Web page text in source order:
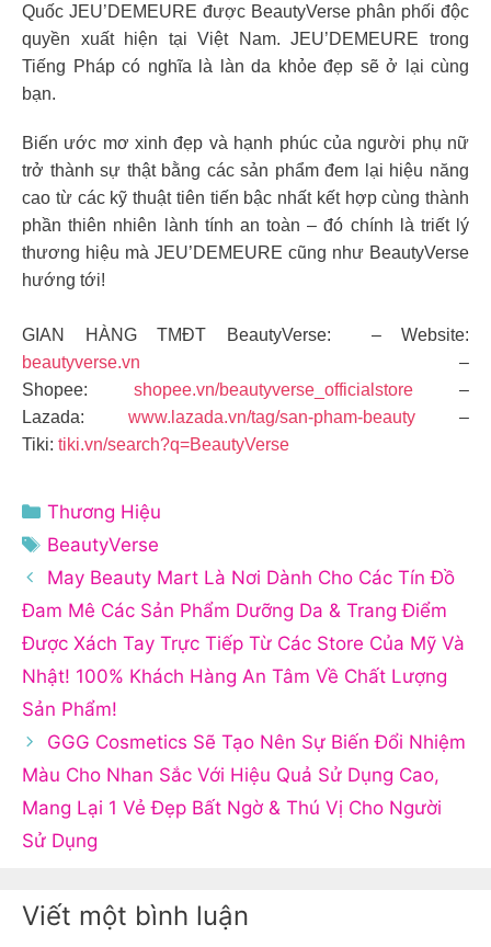
Quốc JEU’DEMEURE được BeautyVerse phân phối độc
quyền xuất hiện tại Việt Nam. JEU’DEMEURE trong
Tiếng Pháp có nghĩa là làn da khỏe đẹp sẽ ở lại cùng
bạn.
Biến ước mơ xinh đẹp và hạnh phúc của người phụ nữ
trở thành sự thật bằng các sản phẩm đem lại hiệu năng
cao từ các kỹ thuật tiên tiến bậc nhất kết hợp cùng thành
phần thiên nhiên lành tính an toàn – đó chính là triết lý
thương hiệu mà JEU’DEMEURE cũng như BeautyVerse
hướng tới!
GIAN HÀNG TMĐT BeautyVerse: – Website:
beautyverse.vn –
Shopee: shopee.vn/beautyverse_officialstore –
Lazada: www.lazada.vn/tag/san-pham-beauty –
Tiki: tiki.vn/search?q=BeautyVerse
Danh
mục
Thương Hiệu
Thẻ
BeautyVerse
May Beauty Mart Là Nơi Dành Cho Các Tín Đồ
Đam Mê Các Sản Phẩm Dưỡng Da & Trang Điểm
Được Xách Tay Trực Tiếp Từ Các Store Của Mỹ Và
Nhật! 100% Khách Hàng An Tâm Về Chất Lượng
Sản Phẩm!
GGG Cosmetics Sẽ Tạo Nên Sự Biến Đổi Nhiệm
Màu Cho Nhan Sắc Với Hiệu Quả Sử Dụng Cao,
Mang Lại 1 Vẻ Đẹp Bất Ngờ & Thú Vị Cho Người
Sử Dụng
Viết một bình luận